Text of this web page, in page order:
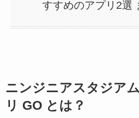
すすめのアプリ2選
ニンジニアスタジア
リ GO とは？